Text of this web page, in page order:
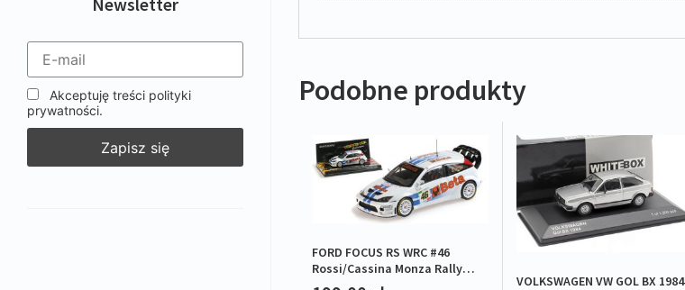
Akceptuję treści polityki
prywatności.
Podobne produkty
FORD FOCUS RS WRC #46
Rossi/Cassina Monza Rally
2007 L.E.1/1008
VOLKSWAGEN VW GOL BX 1984